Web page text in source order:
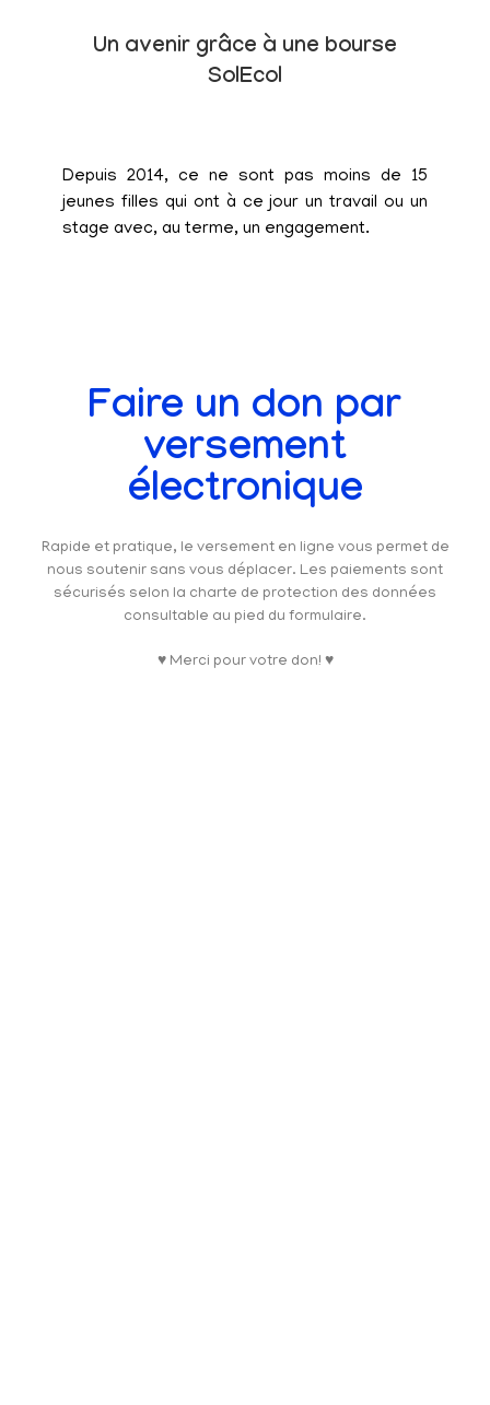
Un avenir grâce à une bourse
SolEcol
Depuis 2014, ce ne sont pas moins de 15
jeunes filles qui ont à ce jour un travail ou un
stage avec, au terme, un engagement.
Faire un don par
versement
électronique
Rapide et pratique, le versement en ligne vous permet de
nous soutenir sans vous déplacer. Les paiements sont
sécurisés selon la charte de protection des données
consultable au pied du formulaire.
♥ Merci pour votre don! ♥